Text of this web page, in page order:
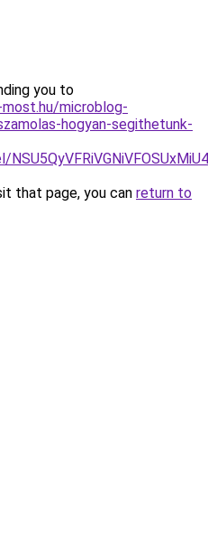
you to
microblog-
hogyan-segithetunk-
that page, you can return to